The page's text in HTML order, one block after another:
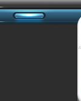
20TH CENTURY